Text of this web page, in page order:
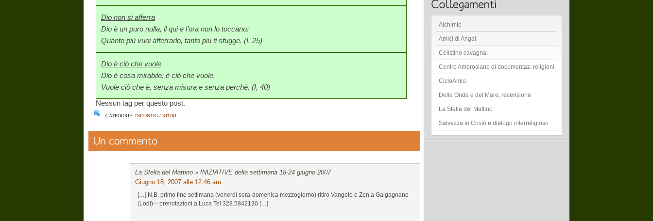
Dio non si afferra
Dio è un puro nulla, il qui e l’ora non lo toccano:
Quanto più vuoi afferrarlo, tanto più ti sfugge. (I, 25)
Dio è ciò che vuole
Dio è cosa mirabile: è ciò che vuole,
Vuole ciò che è, senza misura e senza perché. (I, 40)
Nessun tag per questo post.
CATEGORIE: INCONTRI / RITIRI
La Stella del Mattino » INIZIATIVE della settimana 18-24 giugno 2007
Giugno 18, 2007 alle 12:46 am
[…] N.B. primo fine settimana (venerdì sera-domenica mezzogiorno) ritiro Vangelo e Zen a Galgagnano
(Lodi) – prenotazioni a Luca Tel 328.5842130 […]
Alchimie
Amici di Angal
Celistino cavagna.
Centro Ambrosiano di documentaz. religioni
CicloAmici
Delle Onde e del Mare, recensione
La Stella del Mattino
Salvezza in Cristo e dialogo interreligioso